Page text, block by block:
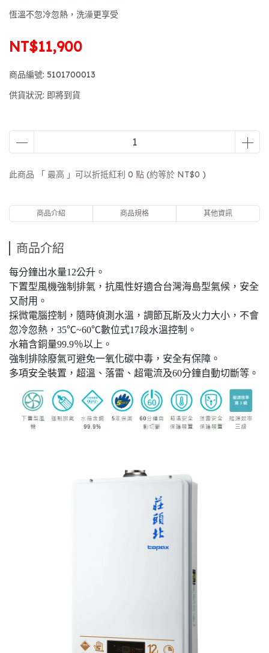
恆溫不忽冷忽熱，洗澡更享受
NT$11,900
商品編號: 5101700013
供貨狀況: 即將到貨
此商品 「 最高 」可以折抵紅利 0 點 (約等於 NT$0 )
商品介紹 商品規格 其他資訊
商品介紹
每分鐘出水量12公升。
下置型風機強制排氣，抗風性好適合台灣海島型氣候，安全
又耐用。
採微電腦控制，隨時偵測水溫，調節瓦斯及火力大小，不會
忽冷忽熱，35℃~60℃數位式17段水溫控制。
水箱含銅量99.9％以上。
強制排除廢氣可避免一氧化碳中毒，安全有保障。
多項安全裝置，超溫、落雷、超電流及60分鐘自動切斷等。